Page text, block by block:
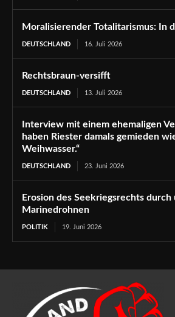
Moralisierender Totalitarismus: In
DEUTSCHLAND 16. Juli 2026
Rechtsbraun-versifft
DEUTSCHLAND 13. Juli 2026
Interview mit einem ehemaligen
haben Riester damals gemieden
Weihwasser.“
DEUTSCHLAND 23. Juni 2026
Erosion des Seekriegsrechts durch
Marinedrohnen
POLITIK 19. Juni 2026